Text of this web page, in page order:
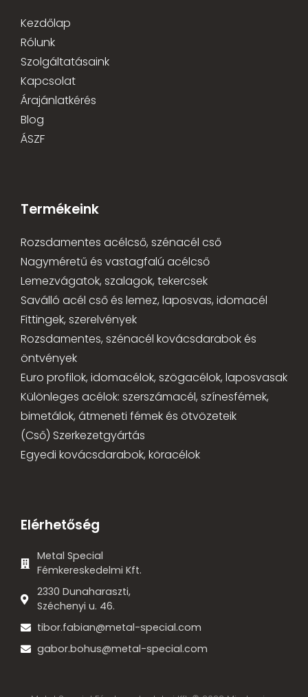
Kezdőlap
Rólunk
Szolgáltatásaink
Kapcsolat
Árajánlatkérés
Blog
ÁSZF
Termékeink
Rozsdamentes acélcső, szénacél cső
Nagyméretű és vastagfalú acélcső
Lemezvágatok, szalagok, tekercsek
Saválló acél cső és lemez, laposvas, idomacél
Fittingek, szerelvények
Rozsdamentes, szénacél kovácsdarabok és
öntvények
Euro profilok, idomacélok, szögacélok, laposvasak
Különleges acélok: szerszámacél, színesfémek,
bimetálok, átmeneti fémek és ötvözeteik
(Cső) Szerkezetgyártás
Egyedi kovácsdarabok, köracélok
Elérhetőség
Metal Special
Fémkereskedelmi Kft.
2330 Dunaharaszti,
Széchenyi u. 46.
tibor.fabian@metal-special.com
gabor.bohus@metal-special.com